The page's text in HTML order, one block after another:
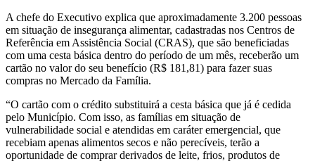
A chefe do Executivo explica que aproximadamente 3.200 pessoas
em situação de insegurança alimentar, cadastradas nos Centros de
Referência em Assistência Social (CRAS), que são beneficiadas
com uma cesta básica dentro do período de um mês, receberão um
cartão no valor do seu benefício (R$ 181,81) para fazer suas
compras no Mercado da Família.
“O cartão com o crédito substituirá a cesta básica que já é cedida
pelo Município. Com isso, as famílias em situação de
vulnerabilidade social e atendidas em caráter emergencial, que
recebiam apenas alimentos secos e não perecíveis, terão a
oportunidade de comprar derivados de leite, frios, produtos de